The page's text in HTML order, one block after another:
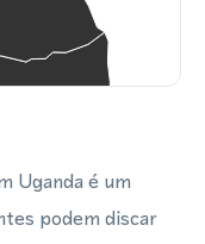
Uganda é um
podem discar